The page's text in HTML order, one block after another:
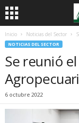
Inicio Noticias del Sector
NOTICIAS DEL SECTOR
Se reunió
6 octubre 2022